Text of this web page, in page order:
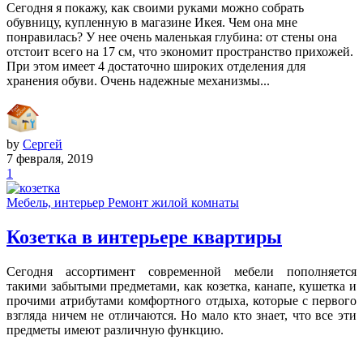
Сегодня я покажу, как своими руками можно собрать
обувницу, купленную в магазине Икея. Чем она мне
понравилась? У нее очень маленькая глубина: от стены она
отстоит всего на 17 см, что экономит пространство прихожей.
При этом имеет 4 достаточно широких отделения для
хранения обуви. Очень надежные механизмы...
by Сергей
7 февраля, 2019
1
Мебель, интерьер Ремонт жилой комнаты
Козетка в интерьере квартиры
Сегодня ассортимент современной мебели пополняется
такими забытыми предметами, как козетка, канапе, кушетка и
прочими атрибутами комфортного отдыха, которые с первого
взгляда ничем не отличаются. Но мало кто знает, что все эти
предметы имеют различную функцию.